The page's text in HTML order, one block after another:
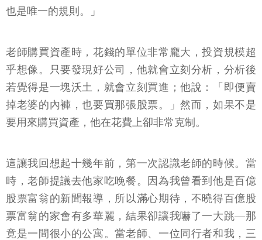
也是唯一的規則。」
老師購買資產時，花錢的單位非常龐大，投資規模超
乎想像。只要發現好公司，他就會立刻分析，分析後
若覺得是一塊沃土，就會立刻買進；他說：「即便賣
掉老婆的內褲，也要買那張股票。」然而，如果不是
要用來購買資產，他在花費上卻非常克制。
這讓我回想起十幾年前，第一次認識老師的時候。當
時，老師提議去他家吃晚餐。因為我曾看到他是百億
股票富翁的新聞報導，所以滿心期待，不曉得百億股
票富翁的家會有多華麗，結果卻讓我嚇了一大跳—那
竟是一間很小的公寓。當老師、一位同行者和我，三